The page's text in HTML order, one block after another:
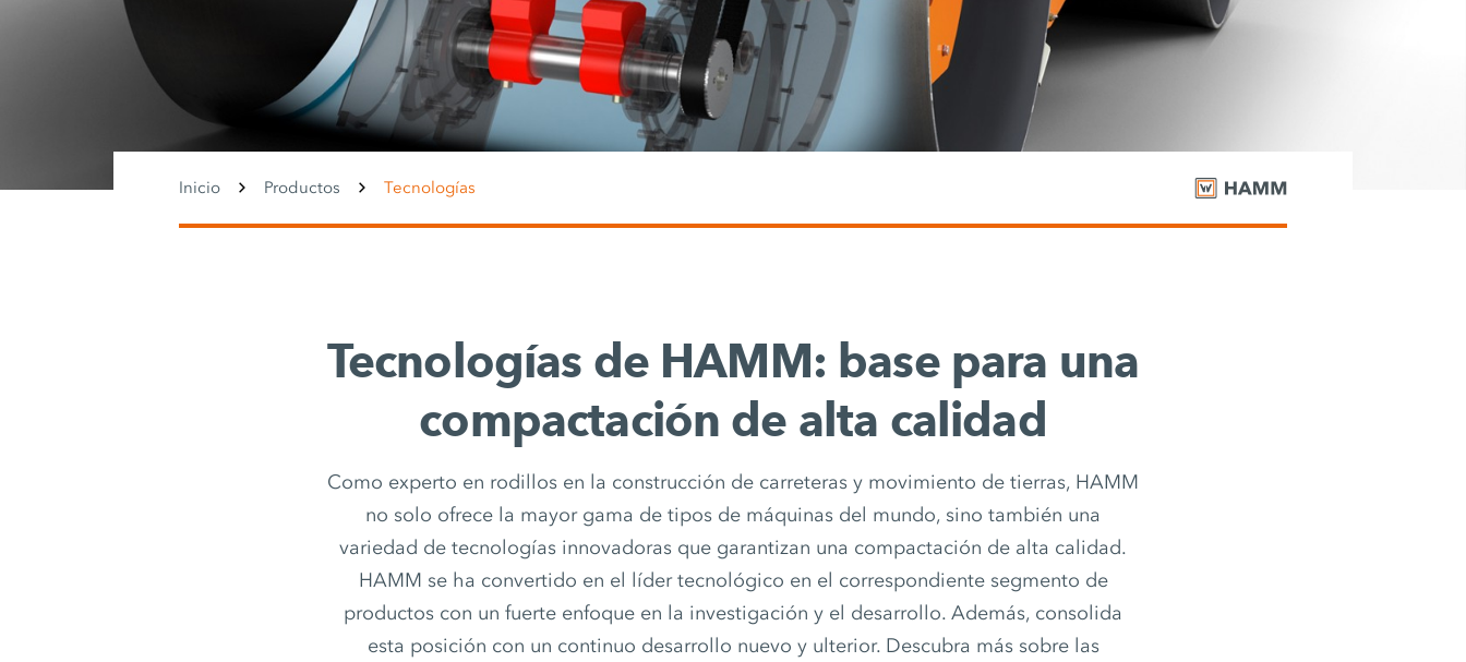
Inicio Productos Tecnologías
Tecnologías de HAMM: base para una
compactación de alta calidad
Como experto en rodillos en la construcción de carreteras y movimiento de tierras, HAMM
no solo ofrece la mayor gama de tipos de máquinas del mundo, sino también una
variedad de tecnologías innovadoras que garantizan una compactación de alta calidad.
HAMM se ha convertido en el líder tecnológico en el correspondiente segmento de
productos con un fuerte enfoque en la investigación y el desarrollo. Además, consolida
esta posición con un continuo desarrollo nuevo y ulterior. Descubra más sobre las